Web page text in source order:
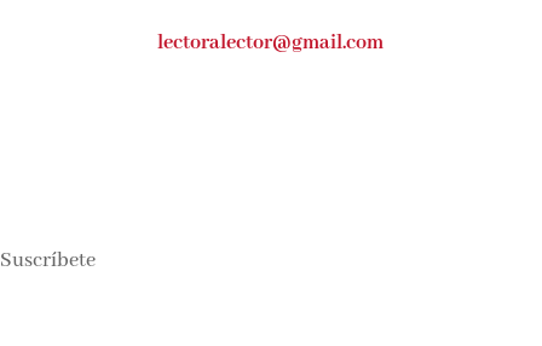
lectoralector@gmail.com
Suscríbete